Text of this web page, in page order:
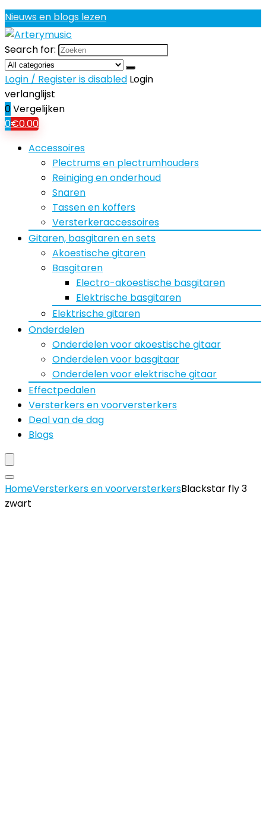
Nieuws en blogs lezen
Search for:
Login / Register is disabled Login
verlanglijst
0Vergelijken
0€0.00
Accessoires
Plectrums en plectrumhouders
Reiniging en onderhoud
Snaren
Tassen en koffers
Versterkeraccessoires
Gitaren, basgitaren en sets
Akoestische gitaren
Basgitaren
Electro-akoestische basgitaren
Elektrische basgitaren
Elektrische gitaren
Onderdelen
Onderdelen voor akoestische gitaar
Onderdelen voor basgitaar
Onderdelen voor elektrische gitaar
Effectpedalen
Versterkers en voorversterkers
Deal van de dag
Blogs
HomeVersterkers en voorversterkersBlackstar fly 3
zwart